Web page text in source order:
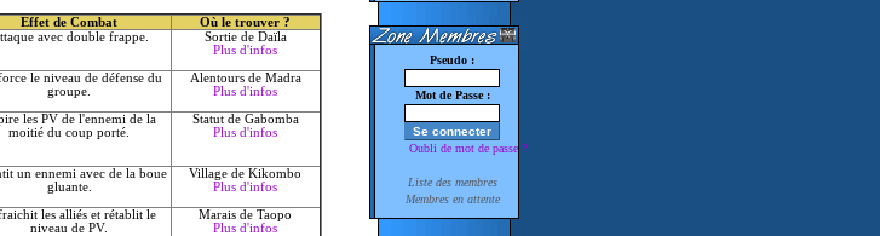
Effet de Combat
Où le trouver ?
avec double frappe.
Sortie de Daïla
Plus d'infos
le niveau de défense du
groupe.
Alentours de Madra
Plus d'infos
les PV de l'ennemi de la
moitié du coup porté.
Statut de Gabomba
Plus d'infos
un ennemi avec de la boue
gluante.
Village de Kikombo
Plus d'infos
les alliés et rétablit le
niveau de PV.
Marais de Taopo
Plus d'infos
Pseudo :
Mot de Passe :
Oubli de mot de passe ?
Liste des membres
Membres en attente